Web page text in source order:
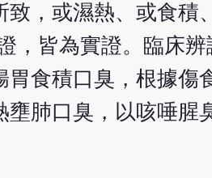
致，或濕熱、或食
，皆為實證。臨床
胃食積口臭，根據
壅肺口臭，以咳唾